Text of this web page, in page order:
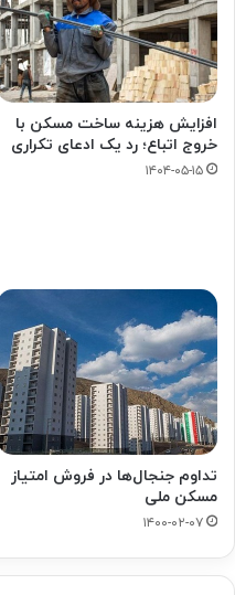
افزایش هزینه ساخت مسکن با
خروج اتباع؛ رد یک ادعای تکراری
۱۴۰۴-۰۵-۱۵
تداوم جنجال‌ها در فروش امتیاز
مسکن ملی
۱۴۰۰-۰۲-۰۷